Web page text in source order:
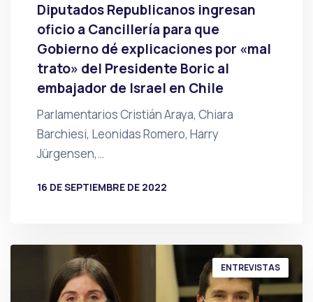
Diputados Republicanos ingresan
oficio a Cancillería para que
Gobierno dé explicaciones por «mal
trato» del Presidente Boric al
embajador de Israel en Chile
Parlamentarios Cristián Araya, Chiara
Barchiesi, Leonidas Romero, Harry
Jürgensen,…
16 DE SEPTIEMBRE DE 2022
ENTREVISTAS